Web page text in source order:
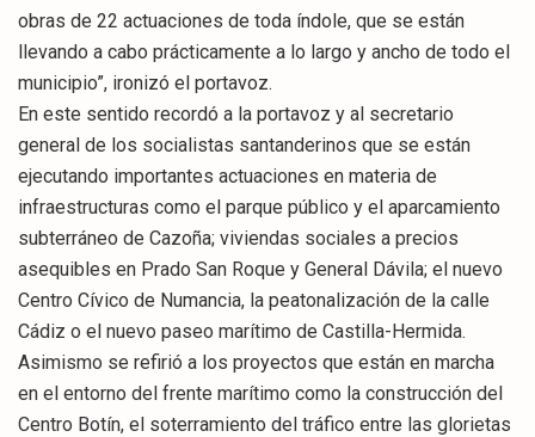
obras de 22 actuaciones de toda índole, que se están
llevando a cabo prácticamente a lo largo y ancho de todo el
municipio”, ironizó el portavoz.
En este sentido recordó a la portavoz y al secretario
general de los socialistas santanderinos que se están
ejecutando importantes actuaciones en materia de
infraestructuras como el parque público y el aparcamiento
subterráneo de Cazoña; viviendas sociales a precios
asequibles en Prado San Roque y General Dávila; el nuevo
Centro Cívico de Numancia, la peatonalización de la calle
Cádiz o el nuevo paseo marítimo de Castilla-Hermida.
Asimismo se refirió a los proyectos que están en marcha
en el entorno del frente marítimo como la construcción del
Centro Botín, el soterramiento del tráfico entre las glorietas